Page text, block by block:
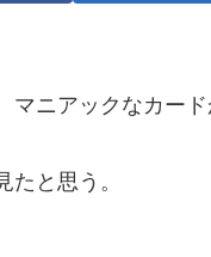
マニアックなカー
と思う。